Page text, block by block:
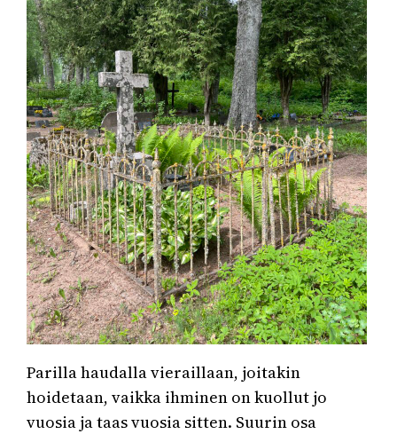
Parilla haudalla vieraillaan, joitakin
hoidetaan, vaikka ihminen on kuollut jo
vuosia ja taas vuosia sitten. Suurin osa